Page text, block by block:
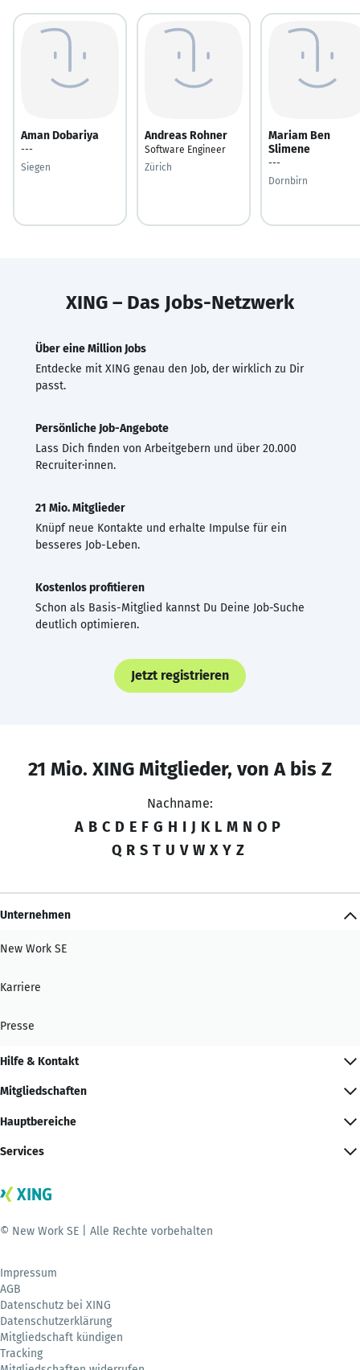
Aman Dobariya
---
Siegen
Andreas Rohner
Software Engineer
Zürich
Mariam Ben
Slimene
---
Dornbirn
XING – Das Jobs-Netzwerk
Über eine Million Jobs
Entdecke mit XING genau den Job, der wirklich zu Dir
passt.
Persönliche Job-Angebote
Lass Dich finden von Arbeitgebern und über 20.000
Recruiter·innen.
21 Mio. Mitglieder
Knüpf neue Kontakte und erhalte Impulse für ein
besseres Job-Leben.
Kostenlos profitieren
Schon als Basis-Mitglied kannst Du Deine Job-Suche
deutlich optimieren.
Jetzt registrieren
21 Mio. XING Mitglieder, von A bis Z
Nachname:
A B C D E F G H I J K L M N O P
Q R S T U V W X Y Z
Unternehmen
New Work SE
Karriere
Presse
Hilfe & Kontakt
Mitgliedschaften
Hauptbereiche
Services
© New Work SE | Alle Rechte vorbehalten
Impressum
AGB
Datenschutz bei XING
Datenschutzerklärung
Mitgliedschaft kündigen
Tracking